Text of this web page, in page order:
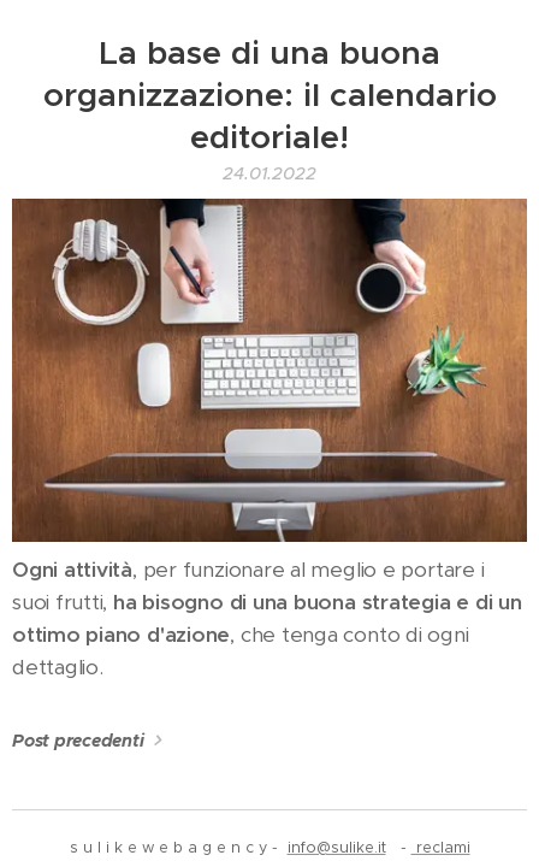
La base di una buona
organizzazione: il calendario
editoriale!
24.01.2022
Ogni attività, per funzionare al meglio e portare i
suoi frutti, ha bisogno di una buona strategia e di un
ottimo piano d'azione, che tenga conto di ogni
dettaglio.
Post precedenti
s u l i k e w e b a g e n c y - info@sulike.it- reclami